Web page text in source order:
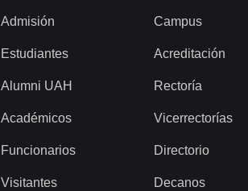
Admisión
Estudiantes
Alumni UAH
Académicos
Funcionarios
Visitantes
Campus
Acreditación
Rectoría
Vicerrectorías
Directorio
Decanos